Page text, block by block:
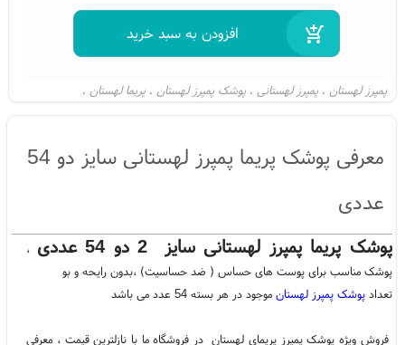
پمپرز لهستان ، پمپرز لهستانی ، پوشک پمپرز لهستان ، پریما لهستان ،
معرفی پوشک پریما پمپرز لهستانی سایز دو 54
عددی
پوشک پریما پمپرز لهستانی سایز 2 دو 54 عددی
،
پوشک مناسب برای پوست های حساس ( ضد حساسیت) ،بدون رایحه و بو
تعدادپوشک پمپرز لهستان موجود در هر بسته 54 عدد می باشد
فروش ویژه پوشک پمپرز پریمای لهستان در فروشگاه ما با نازلترین قیمت ، معرفی